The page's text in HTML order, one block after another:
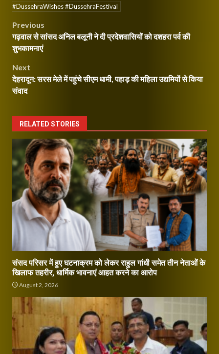
#DussehraWishes #DussehraFestival
Post
navigation
Previous
गढ़वाल से सांसद अनिल बलूनी ने दी प्रदेशवासियों को दशहरा पर्व की
शुभकामनाएं
Next
देहरादून: सरस मेले में पहुंचे सीएम धामी, पहाड़ की महिला उद्यमियों से किया
संवाद
RELATED STORIES
संसद परिसर में हुए घटनाक्रम को लेकर राहुल गांधी समेत तीन नेताओं के
खिलाफ तहरीर, धार्मिक भावनाएं आहत करने का आरोप
August 2, 2026